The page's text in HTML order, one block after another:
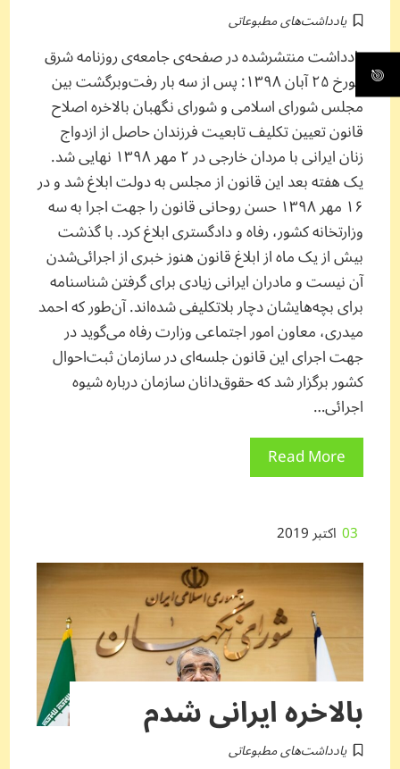
یادداشت‌های مطبوعاتی
یادداشت منتشرشده در صفحه‌ی جامعه‌ی روزنامه شرق
مورخ ۲۵ آبان ۱۳۹۸: پس از سه بار رفت‌و‌برگشت بین
مجلس شورای اسلامی و شورای نگهبان بالاخره اصلاح
قانون تعیین تکلیف تابعیت فرزندان حاصل از ازدواج
زنان ایرانی با مردان خارجی در ۲ مهر ۱۳۹۸ نهایی شد.
یک هفته بعد این قانون از مجلس به دولت ابلاغ شد و در
۱۶ مهر ۱۳۹۸ حسن روحانی قانون را جهت اجرا به سه
وزارتخانه کشور، رفاه و دادگستری ابلاغ کرد. با گذشت
بیش از یک ماه از ابلاغ قانون هنوز خبری از اجرائی‌شدن
آن نیست و مادران ایرانی زیادی برای گرفتن شناسنامه
برای بچه‌هایشان دچار بلاتکلیفی شده‌اند. آن‌طور که احمد
میدری، ‌معاون امور اجتماعی وزارت رفاه می‌گوید در
جهت اجرای این قانون جلسه‌ای در سازمان ثبت‌احوال
کشور برگزار شد که حقوق‌دانان سازمان درباره شیوه
اجرائی…
Read More
03 اکتبر 2019
بالاخره ایرانی شدم
یادداشت‌های مطبوعاتی